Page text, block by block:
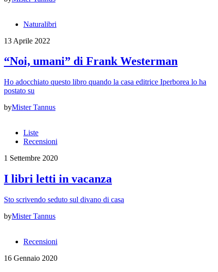
Naturalibri
13 Aprile 2022
“Noi, umani” di Frank Westerman
Ho adocchiato questo libro quando la casa editrice Iperborea lo ha
postato su
byMister Tannus
Liste
Recensioni
1 Settembre 2020
I libri letti in vacanza
Sto scrivendo seduto sul divano di casa
byMister Tannus
Recensioni
16 Gennaio 2020